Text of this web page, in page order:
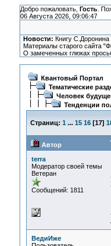
Добро пожаловать, Гость.
06 Августа 2026, 09:06:47
Новости: Книгу
Материалы старого сайта
О замеченных глюках
Квантовый Портал
Тематические
Человек
Тенденции
Страниц: 1 ... 15 16[17]
Автор
terra
Модератор своей темы
Ветеран
Сообщений: 1811
ВедиИже